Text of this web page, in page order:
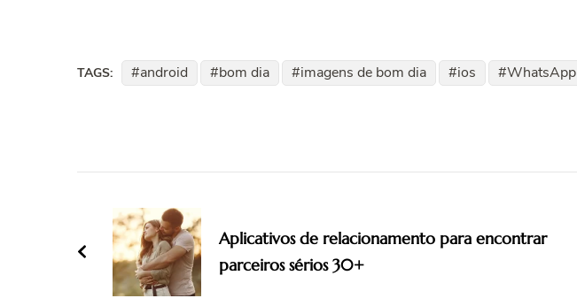
TAGS: android bom dia imagens de bom dia ios WhatsApp
Navigation
Aplicativos de relacionamento para encontrar
parceiros sérios 30+